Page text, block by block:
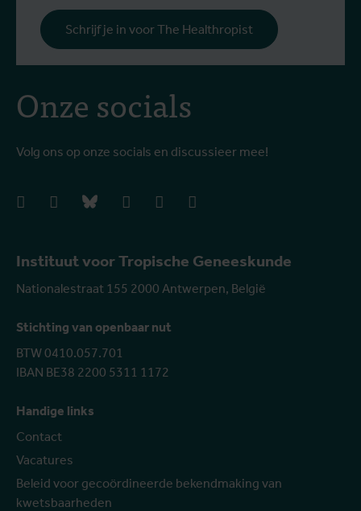
Instituut voor Tropische Geneeskunde
Nationalestraat 155 2000 Antwerpen, België
Stichting van openbaar nut
BTW 0410.057.701
IBAN BE38 2200 5311 1172
Handige links
Contact
Vacatures
Beleid voor gecoördineerde bekendmaking van
kwetsbaarheden
Onze socials
Volg ons op onze socials en discussieer mee!
facebookinstagrambluesky linkedIn youtube
Schrijf je in voor The Healthropist